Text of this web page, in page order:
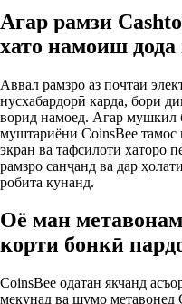
Агар рамзи
хато намоиш
Аввал рамзро аз почтаи
нусхабардорӣ карда, бори
ворид намоед. Агар мушкил
муштариёни CoinsBee
экран ва тафсилоти хаторо
рамзро санҷанд ва дар
робита кунанд.
Оё ман
корти бонкӣ
CoinsBee одатан якчанд
мекунад ва шумо метавонед